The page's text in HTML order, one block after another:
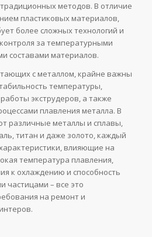
методов. В отличие
пластиковых материалов,
более сложных технологий и
за температурными
составами материалов.
с металлом, крайне важны
температуры,
экструдеров, а также
плавления металла. В
различные металлы и сплавы,
титан и даже золото, каждый
влияющие на
температура плавления,
к охлаждению и способность
частицами – все это
на ремонт и